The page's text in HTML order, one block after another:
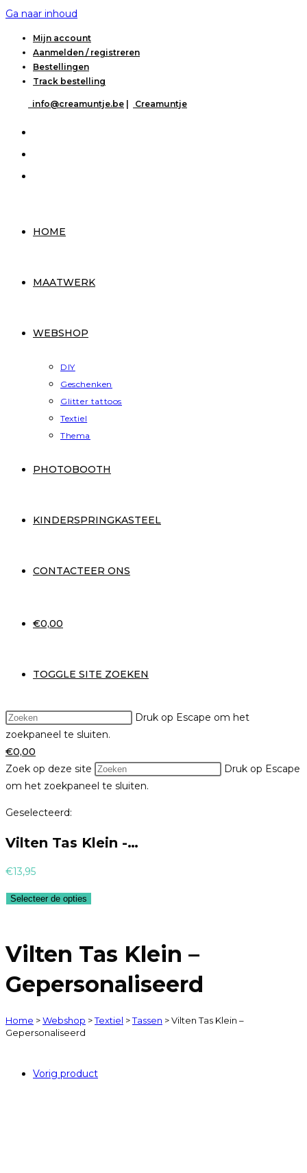
Ga naar inhoud
Mijn account
Aanmelden / registreren
Bestellingen
Track bestelling
info@creamuntje.be Creamuntje
HOME
MAATWERK
WEBSHOP
DIY
Geschenken
Glitter tattoos
Textiel
Thema
PHOTOBOOTH
KINDERSPRINGKASTEEL
CONTACTEER ONS
€0,00
TOGGLE SITE ZOEKEN
Druk op Escape om het
zoekpaneel te sluiten.
€0,00
Zoek op deze site
Druk op Escape
om het zoekpaneel te sluiten.
Geselecteerd:
Vilten Tas Klein -…
€13,95
Selecteer de opties
Vilten Tas Klein –
Gepersonaliseerd
Home >Webshop >Textiel >Tassen >Vilten Tas Klein –
Gepersonaliseerd
Vorig product